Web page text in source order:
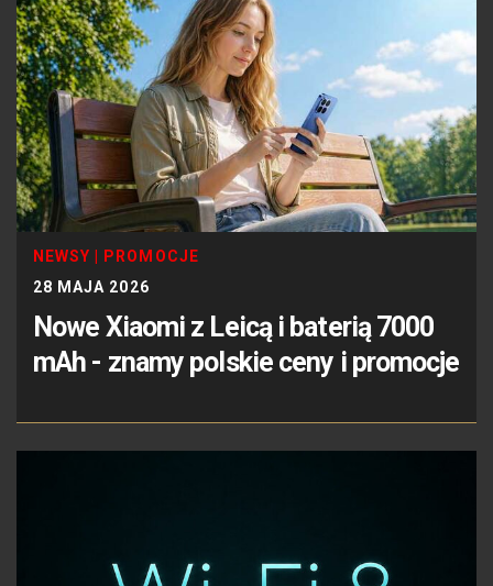
NEWSY
PROMOCJE
28 MAJA 2026
Nowe Xiaomi z Leicą i baterią 7000
mAh - znamy polskie ceny i promocje